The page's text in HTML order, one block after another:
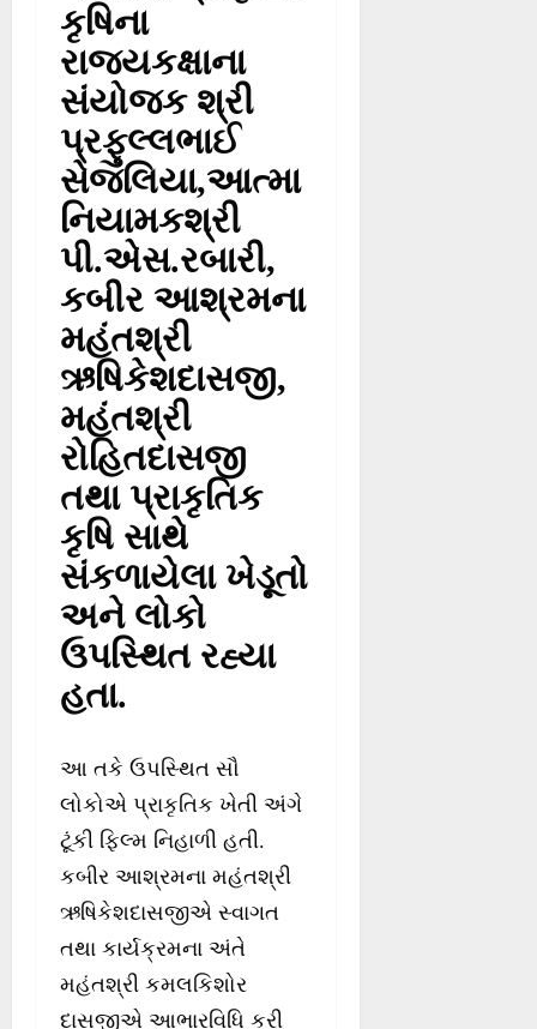
કૃષિના
રાજ્યકક્ષાના
સંયોજક શ્રી
પ્રફુલ્લભાઈ
સેજલિયા,આત્મા
નિયામકશ્રી
પી.એસ.રબારી,
કબીર આશ્રમના
મહંતશ્રી
ઋષિકેશદાસજી,
મહંતશ્રી
રોહિતદાસજી
તથા પ્રાકૃતિક
કૃષિ સાથે
સંકળાયેલા ખેડૂતો
અને લોકો
ઉપસ્થિત રહ્યા
હતા.
આ તકે ઉપસ્થિત સૌ
લોકોએ પ્રાકૃતિક ખેતી અંગે
ટૂંકી ફિલ્મ નિહાળી હતી.
કબીર આશ્રમના મહંતશ્રી
ઋષિકેશદાસજીએ સ્વાગત
તથા કાર્યક્રમના અંતે
મહંતશ્રી કમલકિશોર
દાસજીએ આભારવિધિ કરી